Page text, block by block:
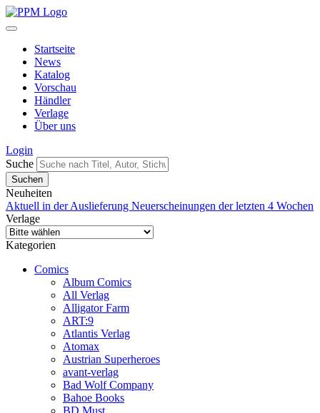
Startseite
News
Katalog
Vorschau
Händler
Verlage
Über uns
Login
Suche
Neuheiten
Aktuell in der Auslieferung Neuerscheinungen der letzten 4 Wochen
Verlage
Kategorien
Comics
Album Comics
All Verlag
Alligator Farm
ART:9
Atlantis Verlag
Atomax
Austrian Superheroes
avant-verlag
Bad Wolf Company
Bahoe Books
BD Must